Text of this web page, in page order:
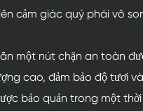
cảm giác quý phái vô
một nút chặn an toàn
cao, đảm bảo độ tươi
bảo quản trong một